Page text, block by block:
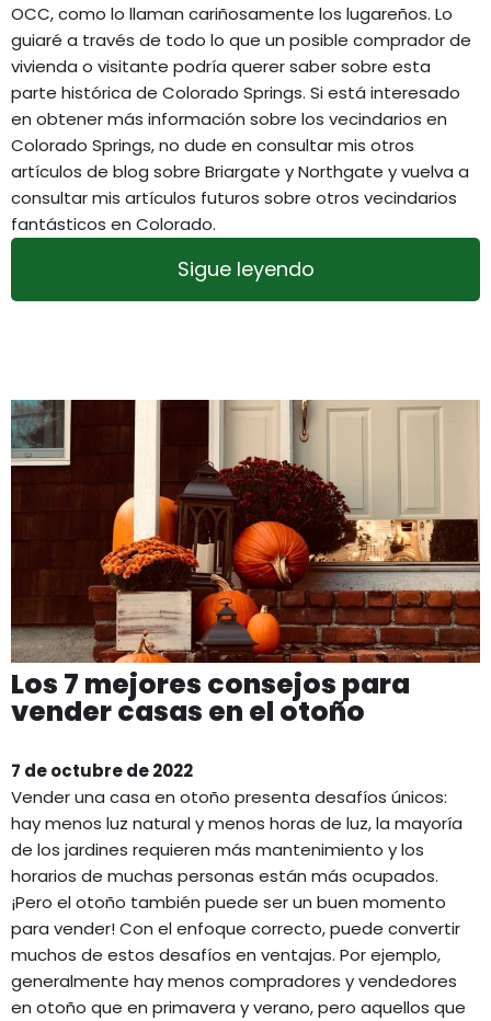
OCC, como lo llaman cariñosamente los lugareños. Lo
guiaré a través de todo lo que un posible comprador de
vivienda o visitante podría querer saber sobre esta
parte histórica de Colorado Springs. Si está interesado
en obtener más información sobre los vecindarios en
Colorado Springs, no dude en consultar mis otros
artículos de blog sobre Briargate y Northgate y vuelva a
consultar mis artículos futuros sobre otros vecindarios
fantásticos en Colorado.
Sigue leyendo
Los 7 mejores consejos para
vender casas en el otoño
7 de octubre de 2022
Vender una casa en otoño presenta desafíos únicos:
hay menos luz natural y menos horas de luz, la mayoría
de los jardines requieren más mantenimiento y los
horarios de muchas personas están más ocupados.
¡Pero el otoño también puede ser un buen momento
para vender! Con el enfoque correcto, puede convertir
muchos de estos desafíos en ventajas. Por ejemplo,
generalmente hay menos compradores y vendedores
en otoño que en primavera y verano, pero aquellos que